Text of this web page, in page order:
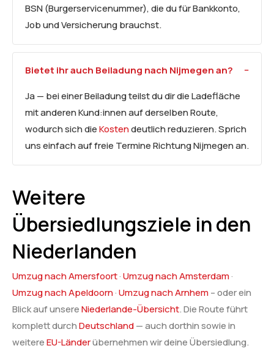
BSN (Burgerservicenummer), die du für Bankkonto,
Job und Versicherung brauchst.
Bietet ihr auch Beiladung nach Nijmegen an?
Ja — bei einer Beiladung teilst du dir die Ladefläche
mit anderen Kund:innen auf derselben Route,
wodurch sich dieKostendeutlich reduzieren. Sprich
uns einfach auf freie Termine Richtung Nijmegen an.
Weitere
Übersiedlungsziele in den
Niederlanden
Umzug nach Amersfoort·Umzug nach Amsterdam·
Umzug nach Apeldoorn·Umzug nach Arnhem– oder ein
Blick auf unsereNiederlande-Übersicht. Die Route führt
komplett durchDeutschland— auch dorthin sowie in
weitereEU-Länderübernehmen wir deine Übersiedlung.